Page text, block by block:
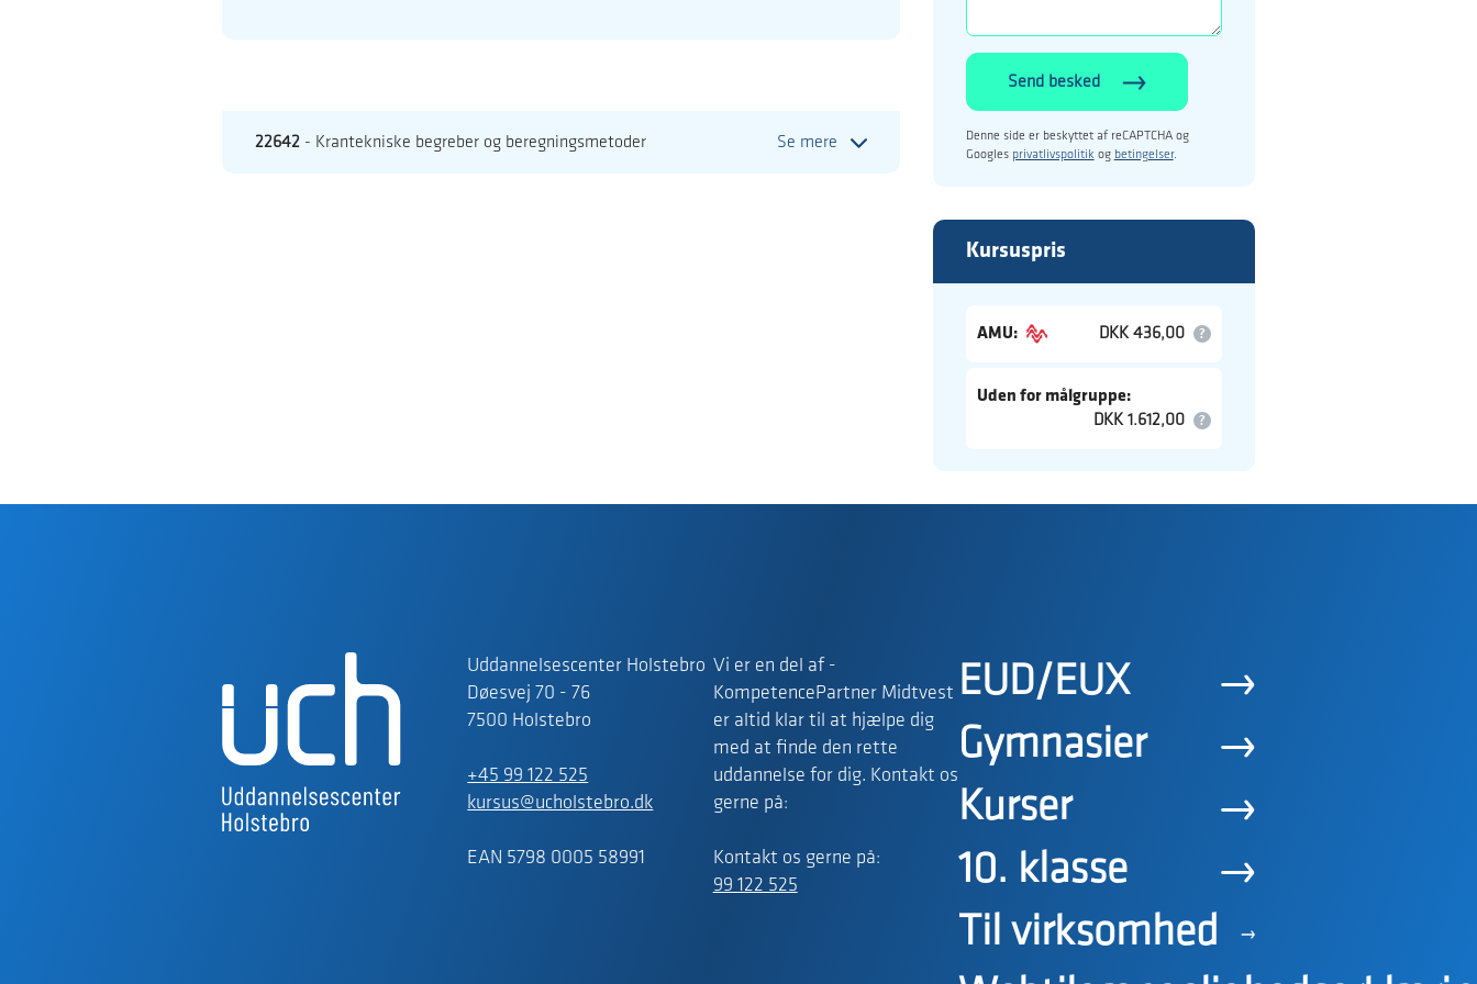
22642 - Krantekniske begreber og beregningsmetoder Se mere
Send besked
Denne side er beskyttet af reCAPTCHA og
Googles privatlivspolitik og betingelser.
Kursuspris
AMU: DKK 436,00
Uden for målgruppe:
DKK 1.612,00
Uddannelsescenter Holstebro
Døesvej 70 - 76
7500 Holstebro
+45 99 122 525
kursus@ucholstebro.dk
EAN 5798 0005 58991
Vi er en del af -
KompetencePartner Midtvest
er altid klar til at hjælpe dig
med at finde den rette
uddannelse for dig. Kontakt os
gerne på:
Kontakt os gerne på:
99 122 525
EUD/EUX
Gymnasier
Kurser
10. klasse
Til virksomhed